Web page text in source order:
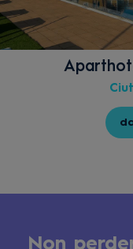
Non